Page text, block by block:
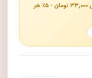
هر سکه ۱٬۰۰۰ تومان می‌خریم؛ معادل ۳۳٬۰۰۰ تومان · ۵٪ هر